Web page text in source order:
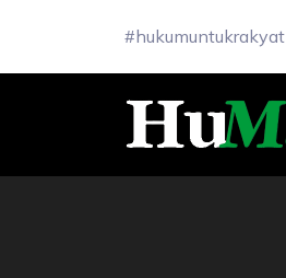
#hukumuntukrakyat